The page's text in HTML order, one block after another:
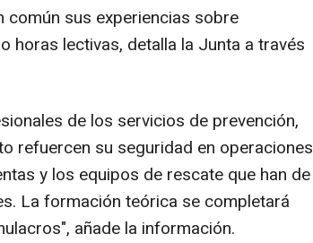
sus experiencias sobre
horas lectivas, detalla la Junta a través
de los servicios de prevención,
refuercen su seguridad en operaciones
y los equipos de rescate que han de
La formación teórica se completará
añade la información.